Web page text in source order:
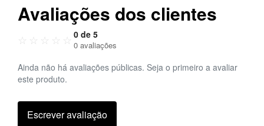
for
2,000
endp
oints
Avaliações dos clientes
☆ ☆ ☆ ☆ ☆ 0 de 5
0 avaliações
Ainda não há avaliações públicas. Seja o primeiro a avaliar
este produto.
Escrever avaliação